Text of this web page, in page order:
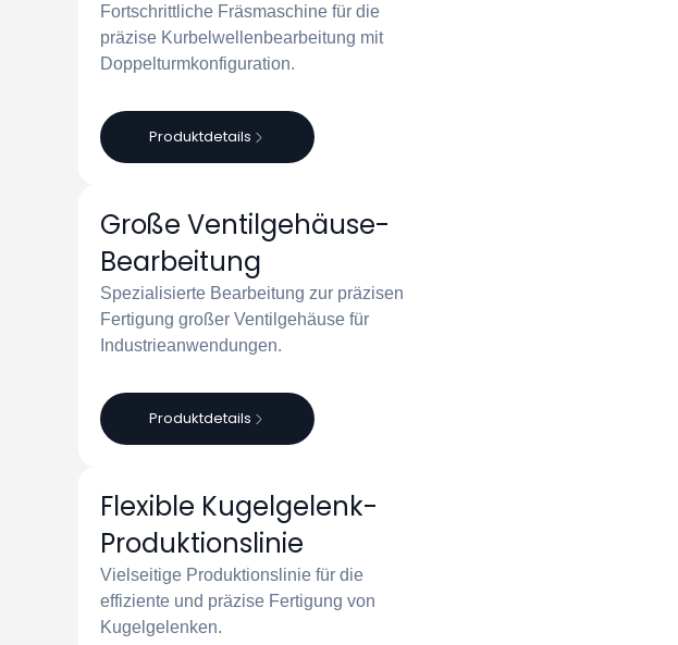
Fortschrittliche Fräsmaschine für die
präzise Kurbelwellenbearbeitung mit
Doppelturm­konfiguration.
Produktdetails
Große Ventilgehäuse-
Bearbeitung
Spezialisierte Bearbeitung zur präzisen
Fertigung großer Ventilgehäuse für
Industrieanwendungen.
Produktdetails
Flexible Kugelgelenk-
Produktionslinie
Vielseitige Produktionslinie für die
effiziente und präzise Fertigung von
Kugelgelenken.